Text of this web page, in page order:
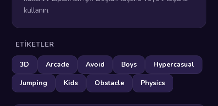
kullanın.
ETIKETLER
3D Arcade Avoid Boys
Hypercasual
Jumping
Kids Obstacle Physics